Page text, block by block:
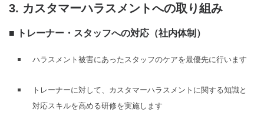
3. カスタマーハラスメントへの取り組み
■ トレーナー・スタッフへの対応（社内体制）
ハラスメント被害にあったスタッフのケアを最優先に行います
トレーナーに対して、カスタマーハラスメントに関する知識と
対応スキルを高める研修を実施します